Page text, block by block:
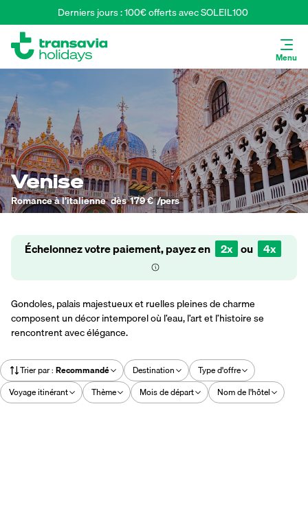
Derniers jours : 100€ offerts avec SOLEIL100
Menu
Venise
Romance à l’italienne dès 179 € /pers
Échelonnez votre paiement, payez en 2x ou 4x
Gondoles, palais majestueux et ruelles pleines de charme
composent un décor intemporel où l’eau, l’art et l’histoire se
rencontrent avec élégance.
Trier par: Recommandé Destination
Type d'offre
Voyage itinérant
Thème Mois de départ Nom de l'hôtel